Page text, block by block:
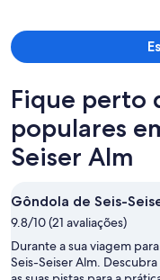
Fique perto
populares
Seiser Alm
Gôndola de Seis-
9.8/10 (21 avaliações)
Durante a sua viagem
Seis-Seiser Alm.